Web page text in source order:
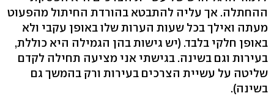
ההחתלה. אך עליה להתבטא בהורדת החיתול מהפעוט
מעתה ואילך בכל שעות הערות שלו באופן עקבי ולא
באופן חלקי בלבד. (יש גישות בהן הגמילה היא כוללת,
בעירות וגם בשינה. בגישתי אני מציעה תחילה לקדם
שליטה על עשיית הצרכים בעירות ורק בהמשך גם
בשינה).